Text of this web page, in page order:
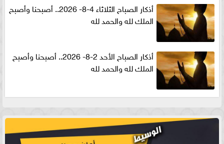
أذكار الصباح الثلاثاء 4-8- 2026.. أصبحنا وأصبح
الملك لله والحمد لله
أذكار الصباح الأحد 2-8- 2026.. أصبحنا وأصبح
الملك لله والحمد لله